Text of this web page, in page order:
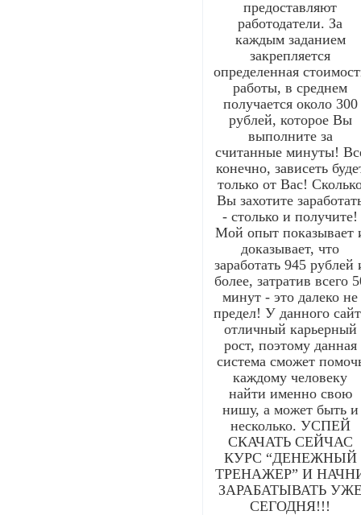
предоставляют
работодатели. За
каждым заданием
закрепляется
определенная
работы, в среднем
получается около 300
рублей, которое Вы
выполните за
считанные минуты!
конечно, зависеть
только от Вас!
Вы захотите
- столько и получите!
Мой опыт показывает
доказывает, что
заработать 945 рублей
более, затратив всего
минут - это далеко не
предел! У данного
отличный карьерный
рост, поэтому данная
система сможет
каждому человеку
найти именно свою
нишу, а может быть и
несколько. УСПЕЙ
СКАЧАТЬ СЕЙЧАС
КУРС “ДЕНЕЖНЫЙ
ТРЕНАЖЕР” И
ЗАРАБАТЫВАТЬ
СЕГОДНЯ!!!